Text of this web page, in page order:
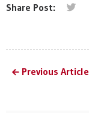
Share Post:
Previous Article